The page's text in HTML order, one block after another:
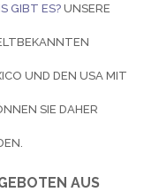
GIBT ES?UNSERE
UND DEN USA MIT
SIE DAHER
AUS